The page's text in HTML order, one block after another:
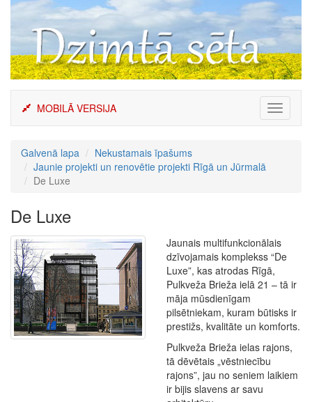
Skip
content
Toggle
MOBILĀ VERSIJA
Galvenā lapa
Nekustamais īpašums
Jaunie projekti un renovētie projekti Rīgā un Jūrmalā
De Luxe
De Luxe
Jaunais multifunkcionālais
dzīvojamais komplekss “De
Luxe”, kas atrodas Rīgā,
Pulkveža Brieža ielā 21 – tā ir
māja mūsdienīgam
pilsētniekam, kuram būtisks ir
prestižs, kvalitāte un komforts.
Pulkveža Brieža ielas rajons,
tā dēvētais „vēstniecību
rajons”, jau no seniem laikiem
ir bijis slavens ar savu